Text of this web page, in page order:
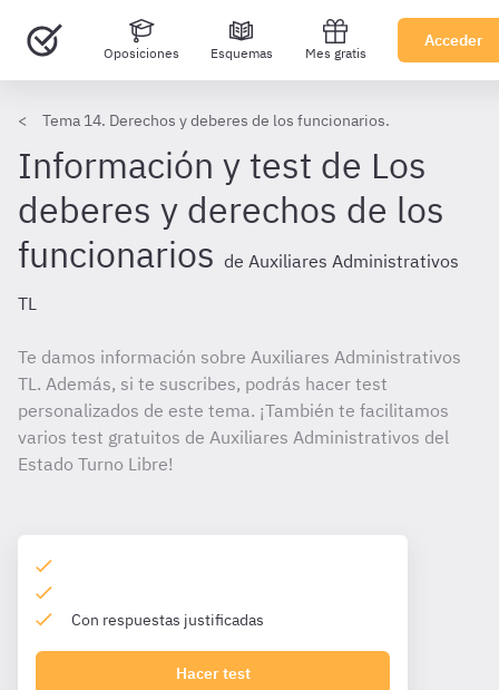
Oposiciones Esquemas Mes gratis
Acceder
Tema 14. Derechos y deberes de los funcionarios.
Información y test de Los
deberes y derechos de los
funcionarios de Auxiliares Administrativos
TL
Te damos información sobre Auxiliares Administrativos
TL. Además, si te suscribes, podrás hacer test
personalizados de este tema. ¡También te facilitamos
varios test gratuitos de Auxiliares Administrativos del
Estado Turno Libre!
Con respuestas justificadas
Hacer test